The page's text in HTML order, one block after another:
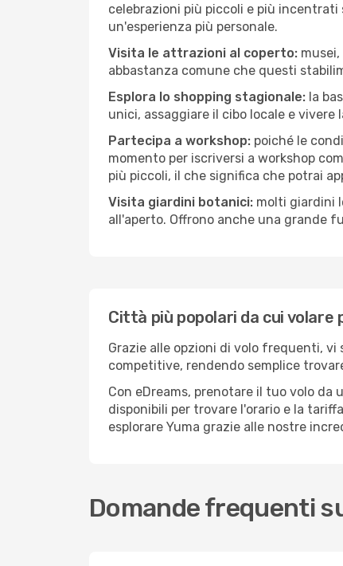
celebrazioni più piccoli e più
un'esperienza più personale.
Visita le attrazioni al coperto:
abbastanza comune che questi
Esplora lo shopping stagionale: la
unici, assaggiare il cibo locale e vivere
Partecipa a workshop: poiché le
momento per iscriversi a workshop
più piccoli, il che significa che potrai
Visita giardini botanici: molti giardini
all'aperto. Offrono anche una grande
Città più popolari da cui volare
Grazie alle opzioni di volo frequenti,
competitive, rendendo semplice
Con eDreams, prenotare il tuo volo
disponibili per trovare l'orario e la
esplorare Yuma grazie alle nostre
Domande frequenti